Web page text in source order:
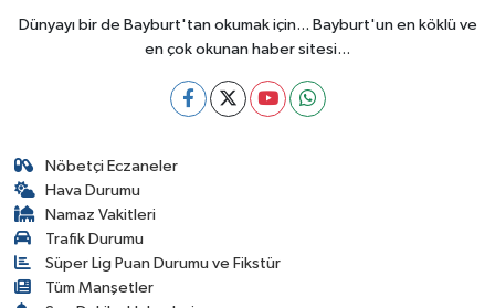
Dünyayı bir de Bayburt'tan okumak için... Bayburt'un en köklü ve
en çok okunan haber sitesi...
Nöbetçi Eczaneler
Hava Durumu
Namaz Vakitleri
Trafik Durumu
Süper Lig Puan Durumu ve Fikstür
Tüm Manşetler